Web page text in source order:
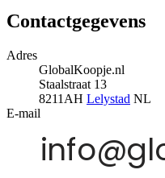
Contactgegevens
Adres
GlobalKoopje.nl
Staalstraat 13
8211AH Lelystad NL
E-mail